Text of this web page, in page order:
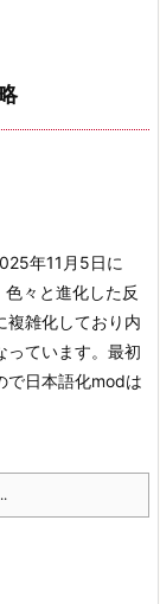
年11月5日に
色々と進化した反
複雑化しており内
ています。 最初
で日本語化modは